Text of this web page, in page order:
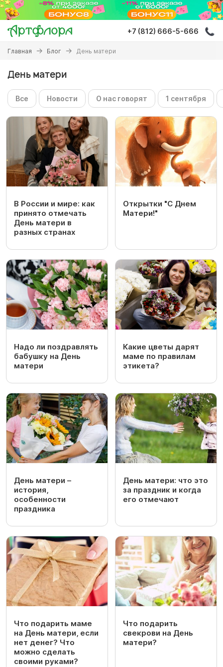
Перейти
основному
содержанию
+7 (812) 666-5-666
Вы
Главная Блог День матери
День матери
Все Новости О нас говорят 1 сентября
В России и мире: как
принято отмечать
День матери в
разных странах
Открытки "С Днем
Матери!"
Надо ли поздравлять
бабушку на День
матери
Какие цветы дарят
маме по правилам
этикета?
День матери –
история,
особенности
праздника
День матери: что это
за праздник и когда
его отмечают
Что подарить маме
на День матери, если
нет денег? Что
можно сделать
своими руками?
Что подарить
свекрови на День
матери?